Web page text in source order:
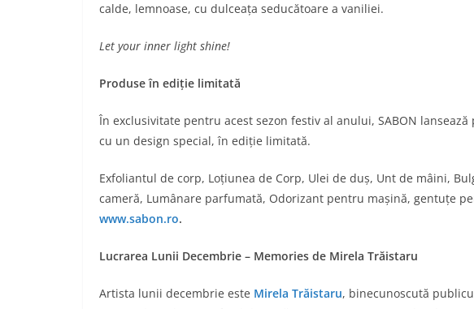
calde, lemnoase, cu dulceața seducătoare a vaniliei.
Let your inner light shine!
Produse în ediție limitată
În exclusivitate pentru acest sezon festiv al anului, SABON
cu un design special, în ediție limitată.
Exfoliantul de corp, Loțiunea de Corp, Ulei de duș, Unt de mâini,
cameră, Lumânare parfumată, Odorizant pentru mașină, gentuțe
www.sabon.ro.
Lucrarea Lunii Decembrie – Memories de Mirela Trăistaru
Artista lunii decembrie este Mirela Trăistaru, binecunoscută